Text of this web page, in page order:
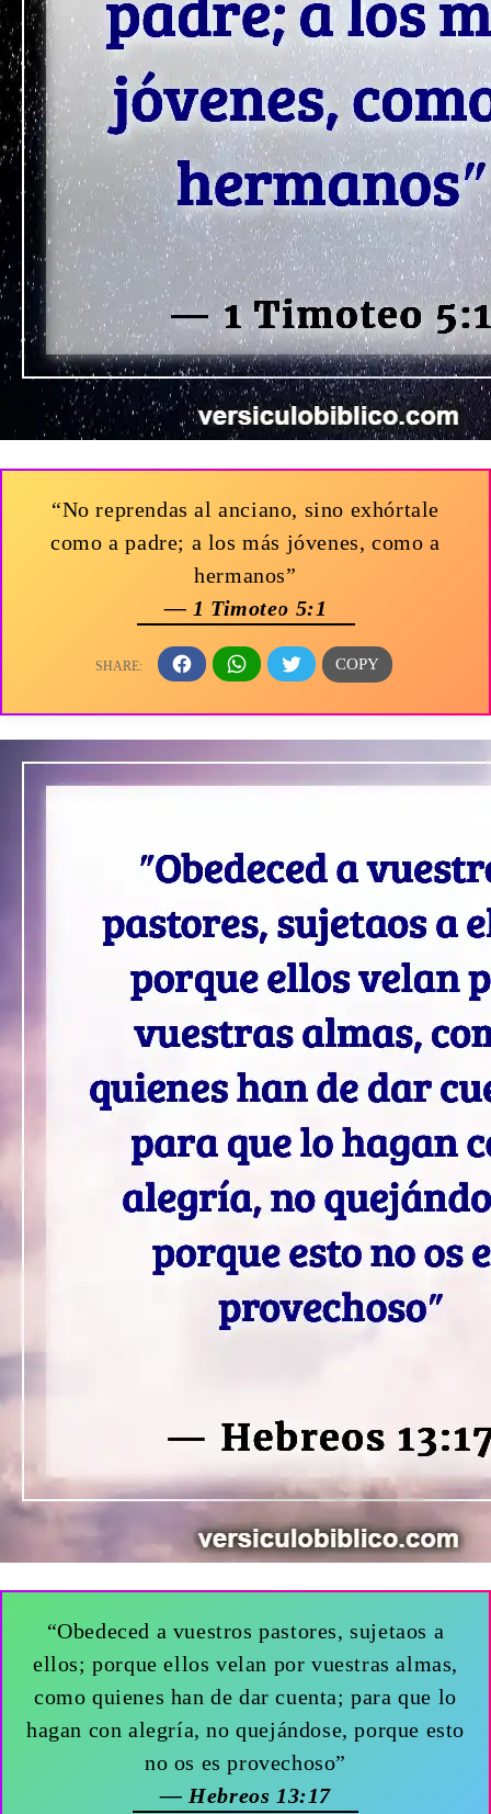
“No reprendas al anciano, sino exhórtale
como a padre; a los más jóvenes, como a
hermanos”
— 1 Timoteo 5:1
“Obedeced a vuestros pastores, sujetaos a
ellos; porque ellos velan por vuestras almas,
como quienes han de dar cuenta; para que lo
hagan con alegría, no quejándose, porque esto
no os es provechoso”
— Hebreos 13:17